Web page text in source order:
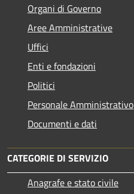
Organi di Governo
Aree Amministrative
Uffici
Enti e fondazioni
Politici
Personale Amministrativo
Documenti e dati
CATEGORIE DI SERVIZIO
Anagrafe e stato civile